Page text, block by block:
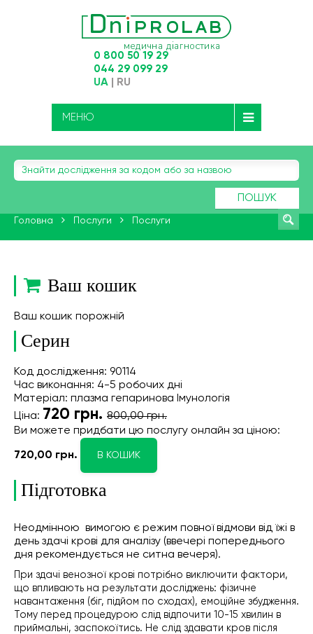
0 800 50 19 29
044 29 099 29
UA RU
МЕНЮ
ПОШУК
Головна Послуги Послуги
Ваш кошик
Ваш кошик порожній
Серин
Код дослідження: 90114
Час виконання: 4-5 робочих дні
Матеріал: плазма гепаринова Імунологія
Ціна: 720 грн. 800,00 грн.
Ви можете придбати цю послугу онлайн за ціною:
720,00 грн. В КОШИК
Підготовка
Неодмінною вимогою є режим повної відмови від їжі в
день здачі крові для аналізу (ввечері попереднього
дня рекомендується не ситна вечеря).
При здачі венозної крові потрібно виключити фактори,
що впливають на результати досліджень: фізичне
навантаження (біг, підйом по сходах), емоційне збудження.
Тому перед процедурою слід відпочити 10-15 хвилин в
приймальні, заспокоїтись. Не слід здавати кров після